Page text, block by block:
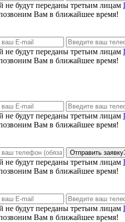
не будут переданы третьим лицам
Вам в ближайшее время!
не будут переданы третьим лицам
Вам в ближайшее время!
не будут переданы третьим лицам
Вам в ближайшее время!
Отправить заявку
не будут переданы третьим лицам
Вам в ближайшее время!
не будут переданы третьим лицам
Вам в ближайшее время!